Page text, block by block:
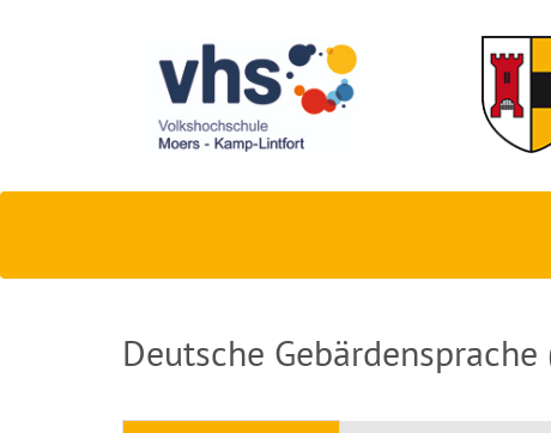
Deutsche